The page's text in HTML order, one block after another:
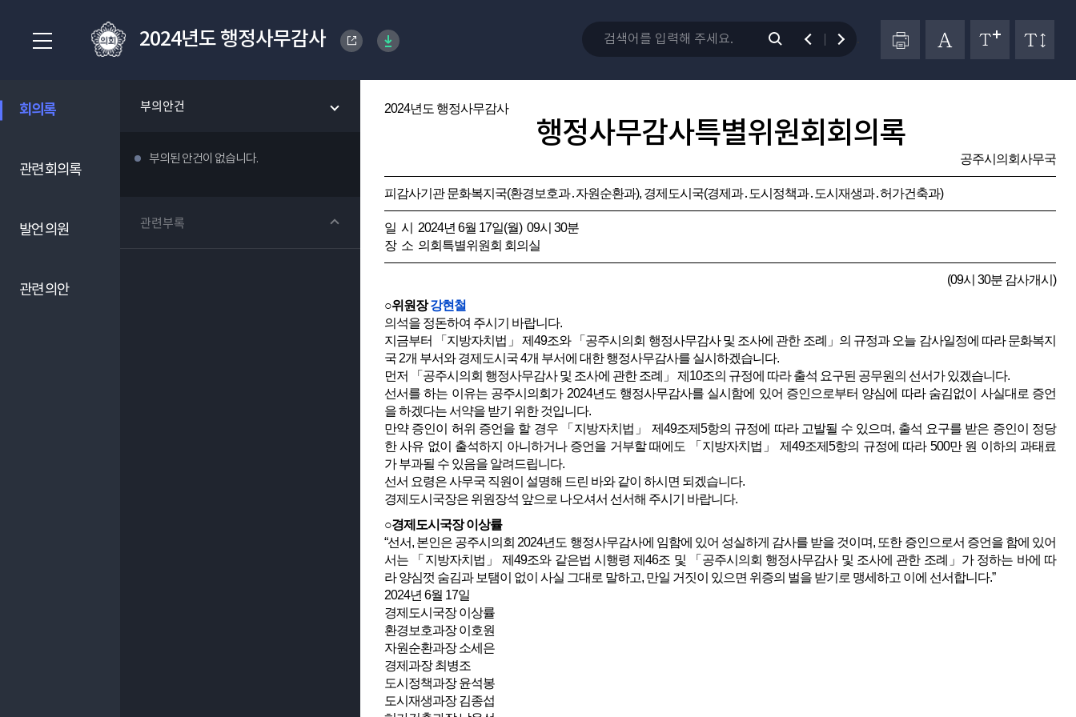
2024년도 행정사무감사
회의록 부의안건
부의된 안건이 없습니다.
관련부록
관련 회의록
발언 의원
관련 의안
2024년도 행정사무감사
행정사무감사특별위원회회의록
공주시의회사무국
피감사기관 문화복지국(환경보호과․자원순환과), 경제도시국(경제과․도시정책과․도시재생과․허가건축과)
일 시 2024년 6월 17일(월) 09시 30분
장 소 의회특별위원회 회의실
(09시 30분 감사개시)
○위원장강현철
의석을 정돈하여 주시기 바랍니다.
지금부터 「지방자치법」 제49조와 「공주시의회 행정사무감사 및 조사에 관한 조례」의 규정과 오늘 감사일정에 따라 문화복지
국 2개 부서와 경제도시국 4개 부서에 대한 행정사무감사를 실시하겠습니다.
먼저 「공주시의회 행정사무감사 및 조사에 관한 조례」 제10조의 규정에 따라 출석 요구된 공무원의 선서가 있겠습니다.
선서를 하는 이유는 공주시의회가 2024년도 행정사무감사를 실시함에 있어 증인으로부터 양심에 따라 숨김없이 사실대로 증언
을 하겠다는 서약을 받기 위한 것입니다.
만약 증인이 허위 증언을 할 경우 「지방자치법」 제49조제5항의 규정에 따라 고발될 수 있으며, 출석 요구를 받은 증인이 정당
한 사유 없이 출석하지 아니하거나 증언을 거부할 때에도 「지방자치법」 제49조제5항의 규정에 따라 500만 원 이하의 과태료
가 부과될 수 있음을 알려드립니다.
선서 요령은 사무국 직원이 설명해 드린 바와 같이 하시면 되겠습니다.
경제도시국장은 위원장석 앞으로 나오셔서 선서해 주시기 바랍니다.
○경제도시국장 이상률
“선서, 본인은 공주시의회 2024년도 행정사무감사에 임함에 있어 성실하게 감사를 받을 것이며, 또한 증인으로서 증언을 함에 있어
서는 「지방자치법」 제49조와 같은법 시행령 제46조 및 「공주시의회 행정사무감사 및 조사에 관한 조례」가 정하는 바에 따
라 양심껏 숨김과 보탬이 없이 사실 그대로 말하고, 만일 거짓이 있으면 위증의 벌을 받기로 맹세하고 이에 선서합니다.”
2024년 6월 17일
경제도시국장 이상률
환경보호과장 이호원
자원순환과장 소세은
경제과장 최병조
도시정책과장 윤석봉
도시재생과장 김종섭